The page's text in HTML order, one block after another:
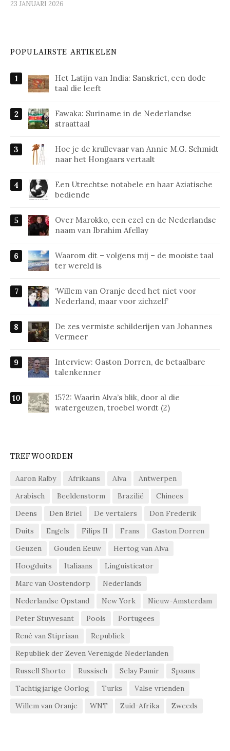
23 JANUARI 2026
POPULAIRSTE ARTIKELEN
Het Latijn van India: Sanskriet, een dode
taal die leeft
Fawaka: Suriname in de Nederlandse
straattaal
Hoe je de krullevaar van Annie M.G. Schmidt
naar het Hongaars vertaalt
Een Utrechtse notabele en haar Aziatische
bediende
Over Marokko, een ezel en de Nederlandse
naam van Ibrahim Afellay
Waarom dit – volgens mij – de mooiste taal
ter wereld is
‘Willem van Oranje deed het niet voor
Nederland, maar voor zichzelf’
De zes vermiste schilderijen van Johannes
Vermeer
Interview: Gaston Dorren, de betaalbare
talenkenner
1572: Waarin Alva’s blik, door al die
watergeuzen, troebel wordt (2)
TREFWOORDEN
Aaron Ralby Afrikaans Alva
Antwerpen
Arabisch
Beeldenstorm Brazilië
Chinees
Deens
Den Briel De vertalers
Don Frederik
Duits
Engels Filips II Frans
Gaston Dorren
Geuzen
Gouden Eeuw
Hertog van Alva
Hoogduits
Italiaans
Linguisticator
Marc van Oostendorp
Nederlands
Nederlandse Opstand
New York
Nieuw-Amsterdam
Peter Stuyvesant
Pools
Portugees
René van Stipriaan
Republiek
Republiek der Zeven Verenigde Nederlanden
Russell Shorto
Russisch Selay Pamir
Spaans
Tachtigjarige Oorlog
Turks
Valse vrienden
Willem van Oranje
WNT Zuid-Afrika Zweeds